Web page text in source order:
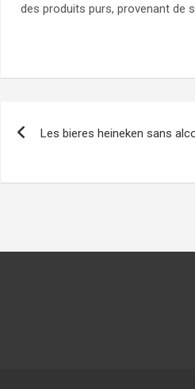
des produits purs, provenant de
l’article
Les bieres heineken sans